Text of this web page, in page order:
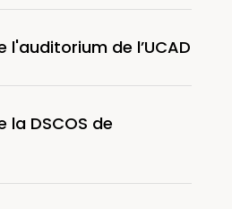
l'auditorium de l’UCAD
la DSCOS de